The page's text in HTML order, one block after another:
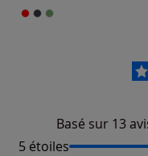
Basé sur 13
5 étoiles